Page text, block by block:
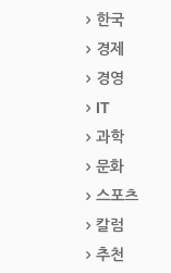
한국
경제
경영
IT
과학
문화
스포츠
칼럼
추천